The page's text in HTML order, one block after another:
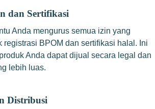
dan Sertifikasi
Anda mengurus semua izin yang
registrasi BPOM dan sertifikasi halal. Ini
Anda dapat dijual secara legal dan
lebih luas.
Distribusi